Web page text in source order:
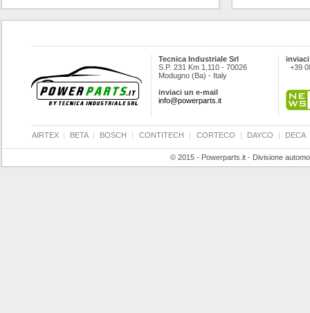
Tecnica Industriale Srl
S.P. 231 Km 1,110 - 70026
Modugno (Ba) - Italy
inviaci un e-mail
info@powerparts.it
+39
AIRTEX | BETA | BOSCH | CONTITECH | CORTECO | DAYCO | DECA
© 2015 - Powerparts.it - Divisione